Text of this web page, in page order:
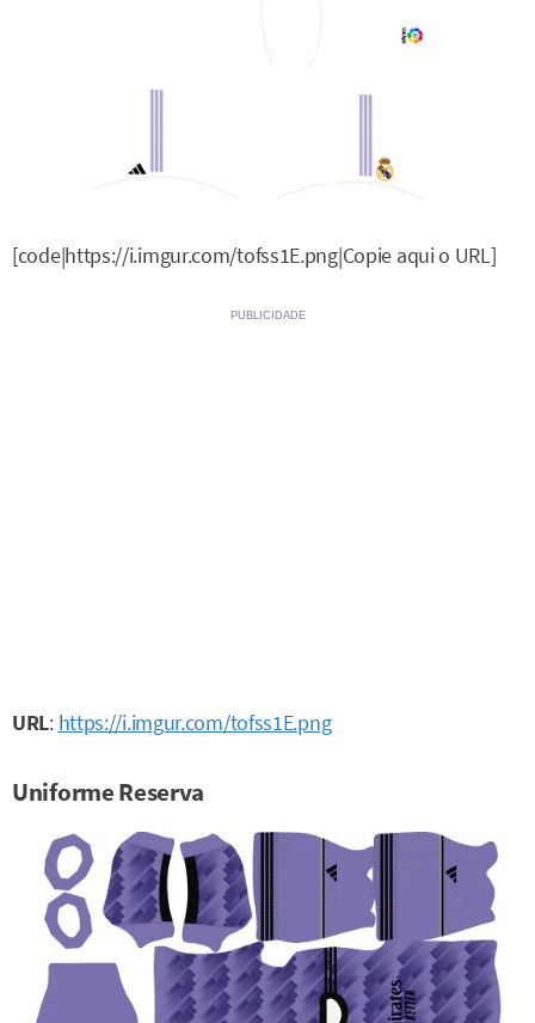
[code|https://i.imgur.com/tofss1E.png|Copie aqui o URL]
URL: https://i.imgur.com/tofss1E.png
Uniforme Reserva